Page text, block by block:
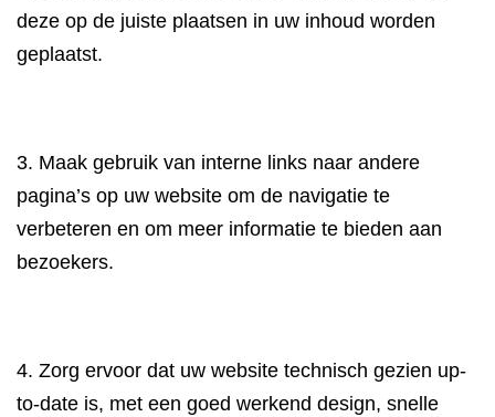
deze op de juiste plaatsen in uw inhoud worden
geplaatst.
3. Maak gebruik van interne links naar andere
pagina’s op uw website om de navigatie te
verbeteren en om meer informatie te bieden aan
bezoekers.
4. Zorg ervoor dat uw website technisch gezien up-
to-date is, met een goed werkend design, snelle